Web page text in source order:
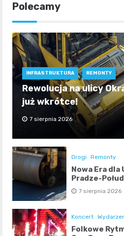
Polecamy
INFRASTRUKTURA REMONTY
Rewolucja na ulicy
już wkrótce!
7 sierpnia 2026
Drogi Remonty
Nowa Era
Pradze-
7 sierpnia 2026
Koncert
Folkowe